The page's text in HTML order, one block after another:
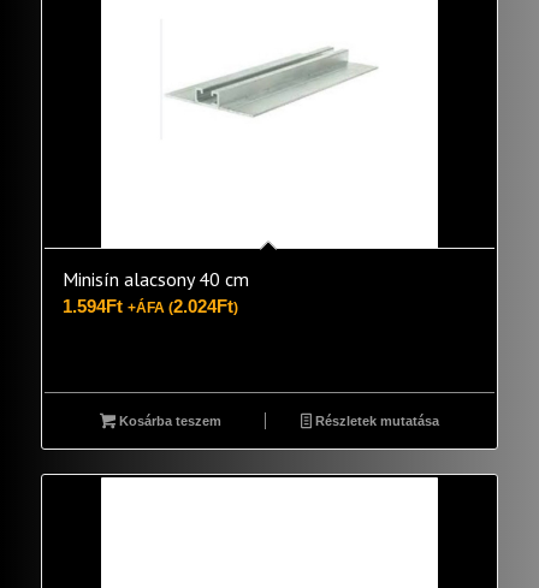
Minisín alacsony 40 cm
1.594Ft +ÁFA (2.024Ft)
Kosárba teszem Részletek mutatása